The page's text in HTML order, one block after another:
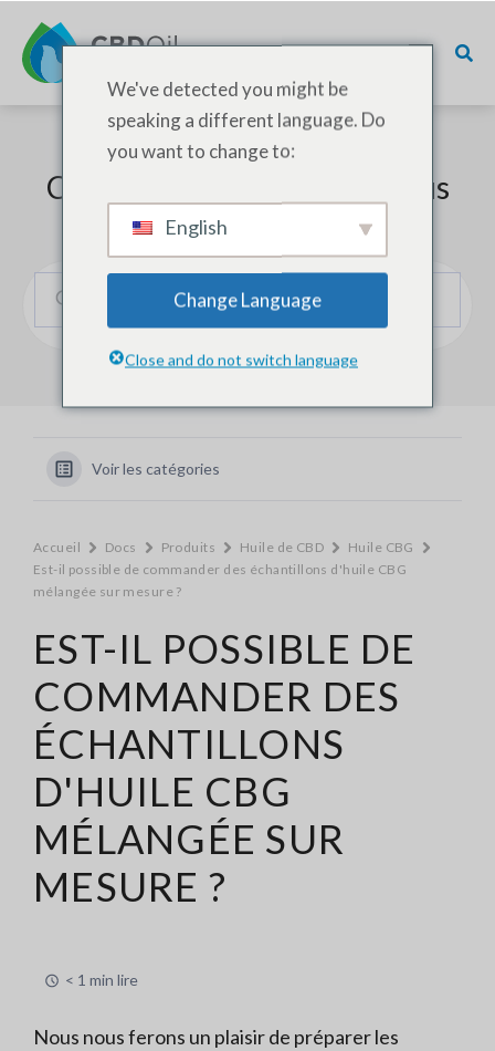
Comment pouvons-nous vous
aider ?
Voir les catégories
Accueil Docs Produits Huile de CBD
Huile CBG
Est-il possible de commander des échantillons d'huile CBG
mélangée sur mesure ?
EST-IL POSSIBLE DE
COMMANDER DES
ÉCHANTILLONS
D'HUILE CBG
MÉLANGÉE SUR
MESURE ?
< 1 min lire
Nous nous ferons un plaisir de préparer les
We've detected you might be
speaking a different language. Do
you want to change to:
English
Change Language
Close and do not switch language